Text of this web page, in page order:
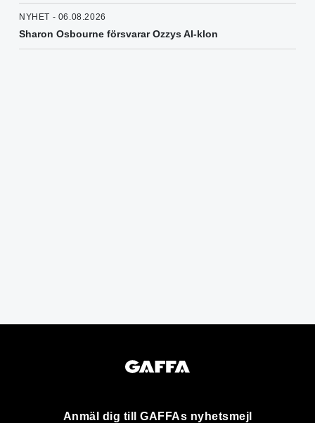
NYHET - 06.08.2026
Sharon Osbourne försvarar Ozzys AI-klon
Anmäl dig till GAFFAs nyhetsmejl